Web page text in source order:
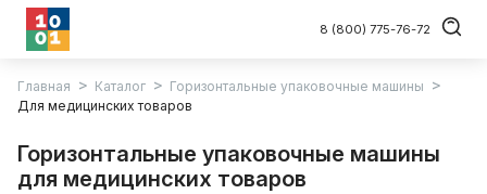
8 (800) 775-76-72
Главная Каталог
Горизонтальные упаковочные машины
Для медицинских товаров
Горизонтальные упаковочные машины
для медицинских товаров